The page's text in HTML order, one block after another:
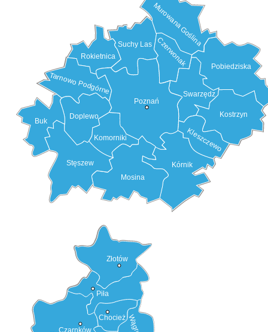
Rokietnica
Suchy Las
Pobiedziska
Swarzędz
Kostrzyn
Kórnik
Mosina
Stęszew
Komorniki
Doplewo
Buk
Tarnowo Podgórne
Kleszczewo
Czerwonak
Murowana Goślina
Poznań
Piła
Chocież
Złotów